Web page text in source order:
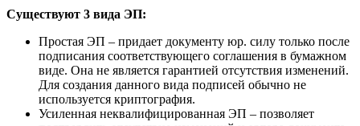
Существуют 3 вида ЭП:
Простая ЭП – придает документу юр. силу только после
подписания соответствующего соглашения в бумажном
виде. Она не является гарантией отсутствия изменений.
Для создания данного вида подписей обычно не
используется криптография.
Усиленная неквалифицированная ЭП – позволяет